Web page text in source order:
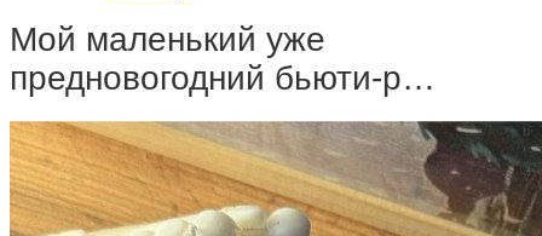
Мой маленький уже
предновогодний бьюти-р…